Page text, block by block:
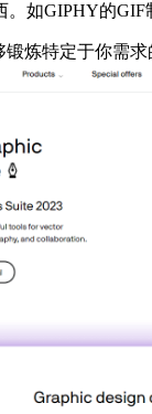
如GIPHY的
特定于你需